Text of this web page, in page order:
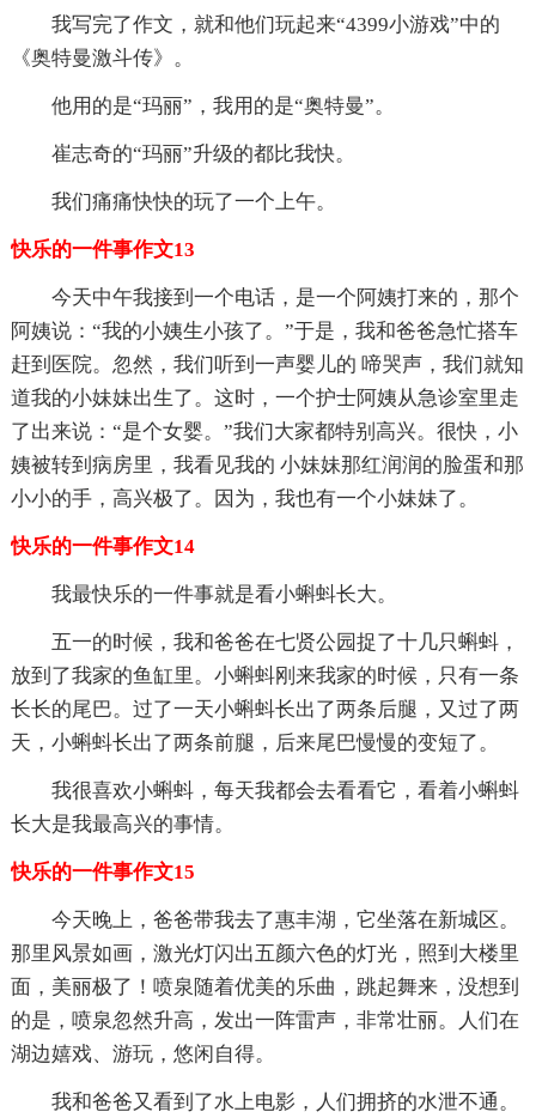
我写完了作文，就和他们玩起来“4399小游戏”中的
《奥特曼激斗传》。
他用的是“玛丽”，我用的是“奥特曼”。
崔志奇的“玛丽”升级的都比我快。
我们痛痛快快的玩了一个上午。
快乐的一件事作文13
今天中午我接到一个电话，是一个阿姨打来的，那个
阿姨说：“我的小姨生小孩了。”于是，我和爸爸急忙搭车
赶到医院。忽然，我们听到一声婴儿的 啼哭声，我们就知
道我的小妹妹出生了。这时，一个护士阿姨从急诊室里走
了出来说：“是个女婴。”我们大家都特别高兴。很快，小
姨被转到病房里，我看见我的 小妹妹那红润润的脸蛋和那
小小的手，高兴极了。因为，我也有一个小妹妹了。
快乐的一件事作文14
我最快乐的一件事就是看小蝌蚪长大。
五一的时候，我和爸爸在七贤公园捉了十几只蝌蚪，
放到了我家的鱼缸里。小蝌蚪刚来我家的时候，只有一条
长长的尾巴。过了一天小蝌蚪长出了两条后腿，又过了两
天，小蝌蚪长出了两条前腿，后来尾巴慢慢的变短了。
我很喜欢小蝌蚪，每天我都会去看看它，看着小蝌蚪
长大是我最高兴的事情。
快乐的一件事作文15
今天晚上，爸爸带我去了惠丰湖，它坐落在新城区。
那里风景如画，激光灯闪出五颜六色的灯光，照到大楼里
面，美丽极了！喷泉随着优美的乐曲，跳起舞来，没想到
的是，喷泉忽然升高，发出一阵雷声，非常壮丽。人们在
湖边嬉戏、游玩，悠闲自得。
我和爸爸又看到了水上电影，人们拥挤的水泄不通。